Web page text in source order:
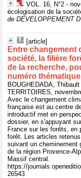
VOL. 16, N°2 -
écologisation de la
de DEVELOPPEMENT
[article]
Entre changement
société, la filière
de la recherche,
numéro thématique
BOUGHEDADA,
TERRITOIRES,
Avec le changement
française est au centre
introductif met en
dossier, en s'appuyant
France sur les forêts, en
forêt. Les articles
suivant un cheminement
de la région Provence-
Massif central.
https://
26543